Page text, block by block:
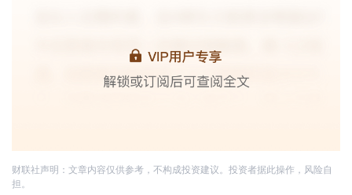
财联社声明：文章内容仅供参考，不构成投资建议。投资者据此操作，风险自
担。